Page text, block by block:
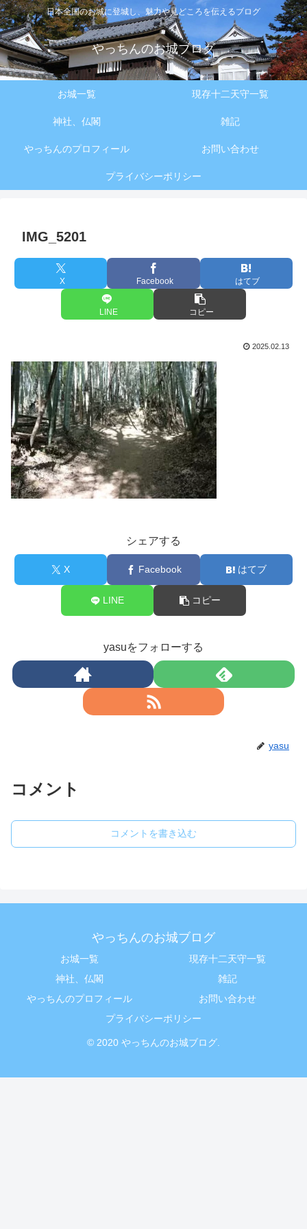
日本全国のお城に登城し、魅力や見どころを伝えるブログ
やっちんのお城ブログ
お城一覧 現存十二天守一覧
神社、仏閣 雑記
やっちんのプロフィール お問い合わせ
プライバシーポリシー
IMG_5201
X Facebook はてブ
LINE コピー
2025.02.13
シェアする
X Facebook はてブ
LINE コピー
yasuをフォローする
yasu
コメント
コメントを書き込む
やっちんのお城ブログ
お城一覧
現存十二天守一覧
神社、仏閣
雑記
やっちんのプロフィール
お問い合わせ
プライバシーポリシー
© 2020 やっちんのお城ブログ.